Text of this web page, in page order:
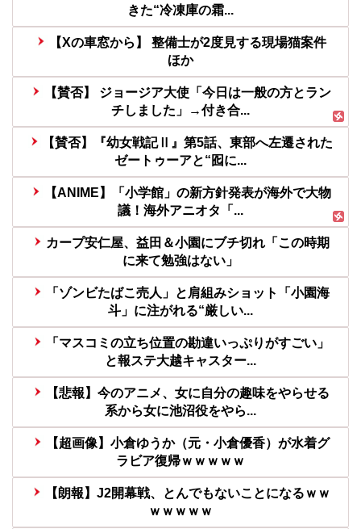
きた“冷凍庫の霜...
【Xの車窓から】 整備士が2度見する現場猫案件
ほか
【賛否】 ジョージア大使「今日は一般の方とラン
チしました」→付き合...
【賛否】『幼女戦記Ⅱ』第5話、東部へ左遷された
ゼートゥーアと“囮に...
【ANIME】「小学館」の新方針発表が海外で大物
議！海外アニオタ「...
カープ安仁屋、益田＆小園にブチ切れ「この時期
に来て勉強はない」
「ゾンビたばこ売人」と肩組みショット「小園海
斗」に注がれる“厳しい...
「マスコミの立ち位置の勘違いっぷりがすごい」
と報ステ大越キャスター...
【悲報】今のアニメ、女に自分の趣味をやらせる
系から女に池沼役をやら...
【超画像】小倉ゆうか（元・小倉優香）が水着グ
ラビア復帰ｗｗｗｗｗ
【朗報】J2開幕戦、とんでもないことになるｗｗ
ｗｗｗｗｗ